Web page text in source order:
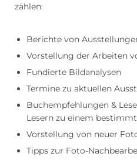
zählen:
Berichte von
Vorstellung der Arbeiten
Fundierte Bildanalysen
Termine zu aktuellen
Buchempfehlungen &
Lesern zu einem
Vorstellung von neuer
Tipps zur Foto-